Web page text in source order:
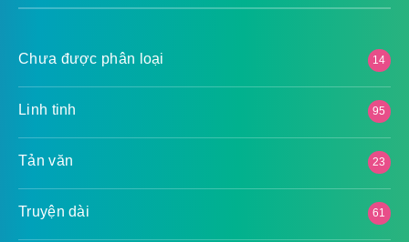
Chưa được phân loại 14
Linh tinh 95
Tản văn 23
Truyện dài 61